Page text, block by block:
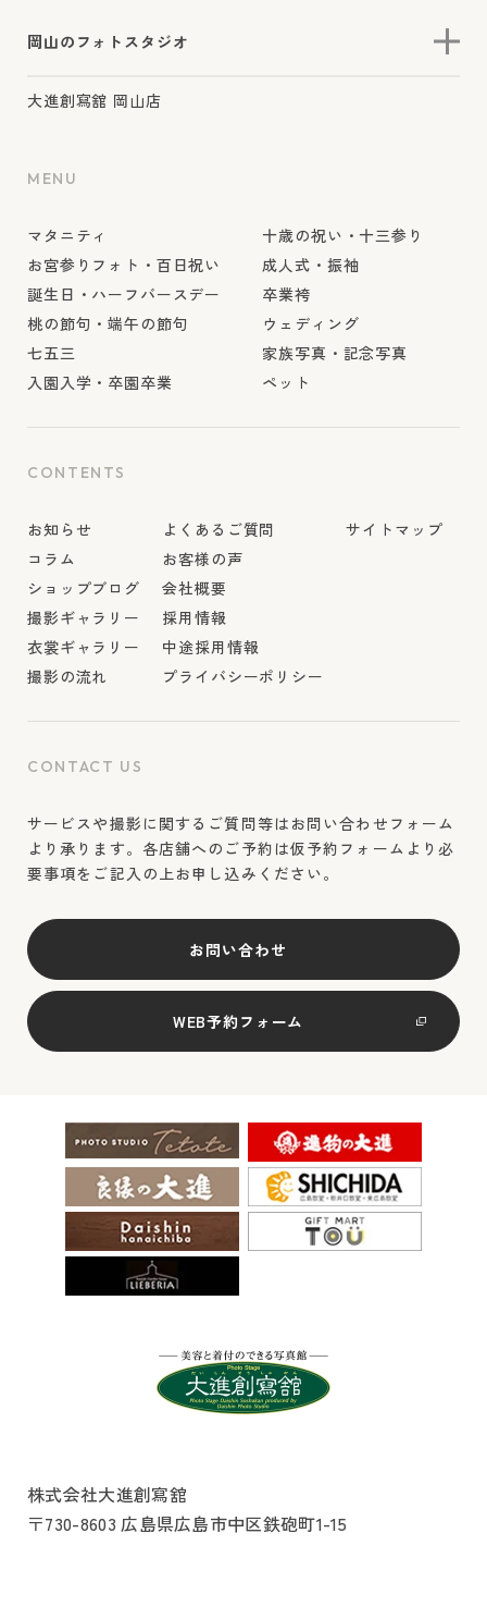
岡山のフォトスタジオ
大進創寫舘 岡山店
MENU
マタニティ
お宮参りフォト・百日祝い
誕生日・ハーフバースデー
桃の節句・端午の節句
七五三
入園入学・卒園卒業
十歳の祝い・十三参り
成人式・振袖
卒業袴
ウェディング
家族写真・記念写真
ペット
CONTENTS
お知らせ
コラム
ショップブログ
撮影ギャラリー
衣裳ギャラリー
撮影の流れ
よくあるご質問
お客様の声
会社概要
採用情報
中途採用情報
プライバシーポリシー
サイトマップ
CONTACT US
サービスや撮影に関するご質問等はお問い合わせフォーム
より承ります。各店舗へのご予約は仮予約フォームより必
要事項をご記入の上お申し込みください。
お問い合わせ
WEB予約フォーム
株式会社大進創寫舘
〒730-8603 広島県広島市中区鉄砲町1-15